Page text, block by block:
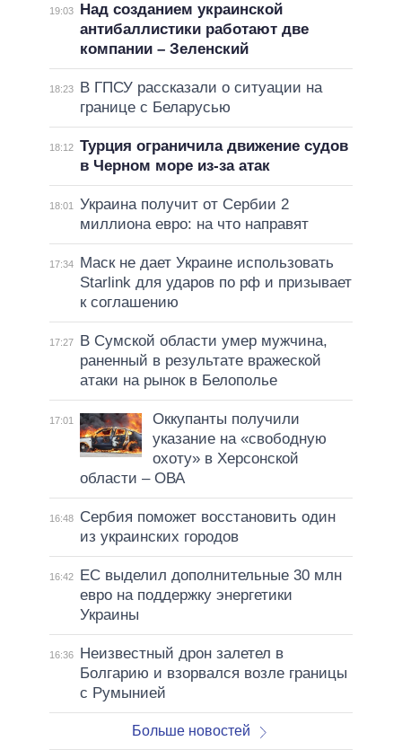
19:03
Над созданием украинской
антибаллистики работают две
компании – Зеленский
18:23
В ГПСУ рассказали о ситуации на
границе с Беларусью
18:12 Турция ограничила движение судов
в Черном море из-за атак
18:01
Украина получит от Сербии 2
миллиона евро: на что направят
17:34
Маск не дает Украине использовать
Starlink для ударов по рф и призывает
к соглашению
17:27
В Сумской области умер мужчина,
раненный в результате вражеской
атаки на рынок в Белополье
17:01
Оккупанты получили
указание на «свободную
охоту» в Херсонской
области – ОВА
16:48
Сербия поможет восстановить один
из украинских городов
16:42
ЕС выделил дополнительные 30 млн
евро на поддержку энергетики
Украины
16:36
Неизвестный дрон залетел в
Болгарию и взорвался возле границы
с Румынией
Больше новостей